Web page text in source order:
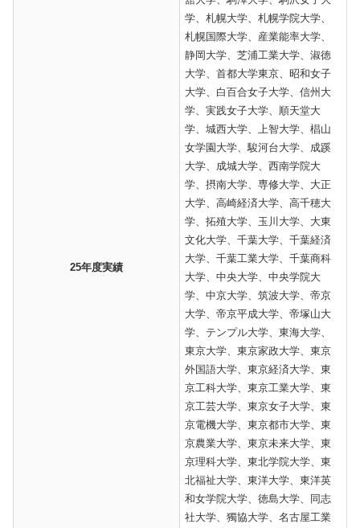
25年度実績
学、札幌大学、札幌学院大学、
札幌国際大学、産業能率大学、
静岡大学、芝浦工業大学、淑徳
大学、首都大学東京、昭和女子
大学、白百合女子大学、信州大
学、実践女子大学、順天堂大
学、城西大学、上智大学、椙山
女学園大学、駿河台大学、成蹊
大学、成城大学、西南学院大
学、摂南大学、専修大学、大正
大学、高崎経済大学、高千穂大
学、拓殖大学、玉川大学、大東
文化大学、千葉大学、千葉経済
大学、千葉工業大学、千葉商科
大学、中央大学、中央学院大
学、中京大学、筑波大学、帝京
大学、帝京平成大学、帝塚山大
学、テンプル大学、東海大学、
東京大学、東京家政大学、東京
外国語大学、東京経済大学、東
京工科大学、東京工業大学、東
京工芸大学、東京女子大学、東
京電機大学、東京都市大学、東
京農業大学、東京未来大学、東
京理科大学、東北学院大学、東
北福祉大学、東洋大学、東洋英
和女学院大学、徳島大学、同志
社大学、獨協大学、名古屋工業